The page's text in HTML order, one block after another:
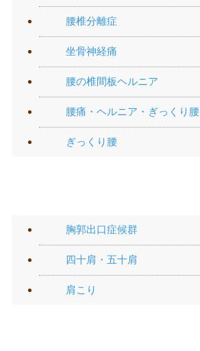
腰椎分離症
坐骨神経痛
腰の椎間板ヘルニア
腰痛・ヘルニア・ぎっくり腰
ぎっくり腰
胸郭出口症候群
四十肩・五十肩
肩こり